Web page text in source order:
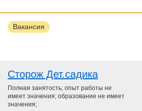
Вакансия
Сторож Дет.садика
Полная занятость; опыт работы не
имеет значения; образование не имеет
значения;